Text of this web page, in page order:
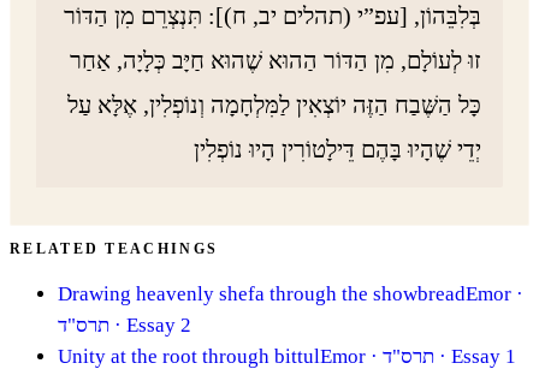
בְּלִבֵּהוֹן, [עפ”י (תהלים יב, ח)]: תִּנְצְרֵם מִן הַדּוֹר
זוּ לְעוֹלָם, מִן הַדּוֹר הַהוּא שֶׁהוּא חַיָּב כְּלָיָה, אַחַר
כָּל הַשֶּׁבַח הַזֶּה יוֹצְאִין לַמִּלְחָמָה וְנוֹפְלִין, אֶלָּא עַל
יְדֵי שֶׁהָיוּ בָּהֶם דֵּילָטוֹרִין הָיוּ נוֹפְלִין
RELATED TEACHINGS
Drawing heavenly shefa through the showbreadEmor ·
תרס"ד · Essay 2
Unity at the root through bittulEmor · תרס"ד · Essay 1